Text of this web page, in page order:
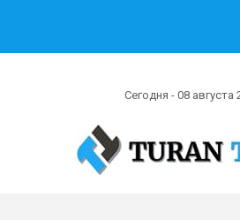
Сегодня - 08 августа